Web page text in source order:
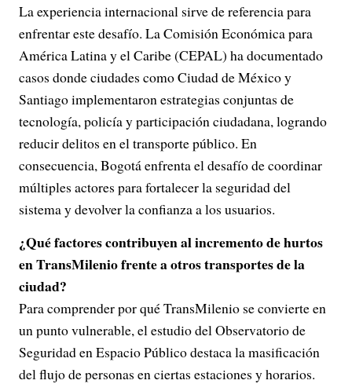
La experiencia internacional sirve de referencia para
enfrentar este desafío. La Comisión Económica para
América Latina y el Caribe (CEPAL) ha documentado
casos donde ciudades como Ciudad de México y
Santiago implementaron estrategias conjuntas de
tecnología, policía y participación ciudadana, logrando
reducir delitos en el transporte público. En
consecuencia, Bogotá enfrenta el desafío de coordinar
múltiples actores para fortalecer la seguridad del
sistema y devolver la confianza a los usuarios.
¿Qué factores contribuyen al incremento de hurtos
en TransMilenio frente a otros transportes de la
ciudad?
Para comprender por qué TransMilenio se convierte en
un punto vulnerable, el estudio del Observatorio de
Seguridad en Espacio Público destaca la masificación
del flujo de personas en ciertas estaciones y horarios.